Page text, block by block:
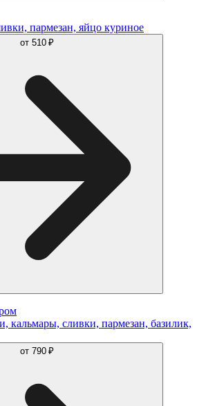
пармезан, яйцо куриное
от 510 ₽
кальмары, сливки, пармезан, базилик,
от 790 ₽